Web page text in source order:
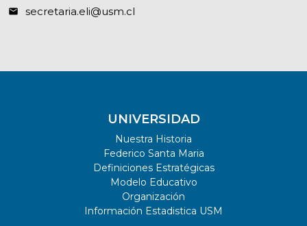
secretaria.eli@usm.cl
UNIVERSIDAD
Nuestra Historia
Federico Santa Maria
Definiciones Estratégicas
Modelo Educativo
Organización
Información Estadistica USM